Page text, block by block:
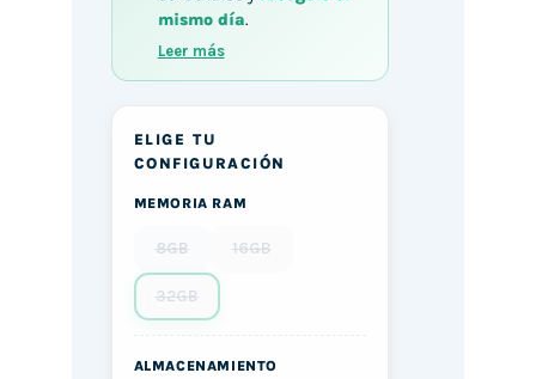
mismo día.
Leer más
ELIGE TU
CONFIGURACIÓN
MEMORIA RAM
8GB 16GB
32GB
ALMACENAMIENTO